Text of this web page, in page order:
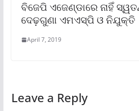
ବିଜେପି ଏଜେଣ୍ଡାରେ ନାହିଁ
ଦେଢ଼ଗୁଣା ଏମଏସ୍ପି ଓ ନିଯୁକ୍ତି
April 7, 2019
Leave a Reply